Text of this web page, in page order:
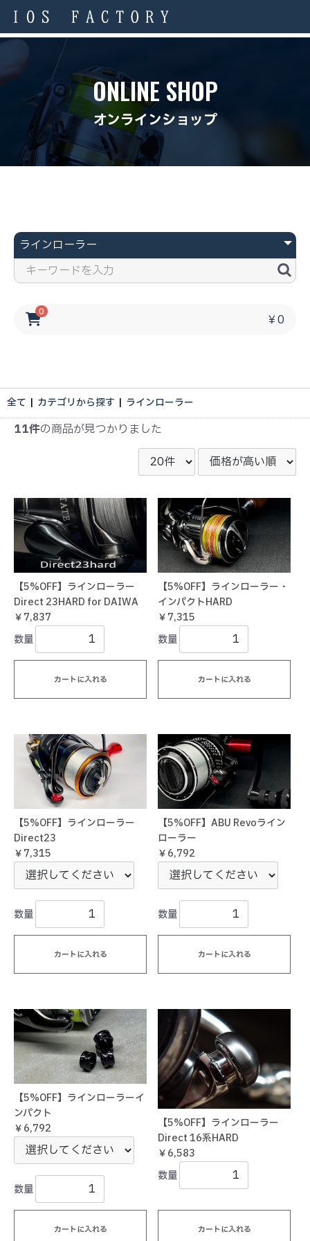
ONLINE SHOP
オンラインショップ
0
￥0
全て | カテゴリから探す | ラインローラー
11件の商品が見つかりました
【5%OFF】ラインローラー
Direct 23HARD for DAIWA
￥7,837
数量
カートに入れる
【5%OFF】ラインローラー・
インパクトHARD
￥7,315
数量
カートに入れる
【5%OFF】ラインローラー
Direct23
￥7,315
数量
カートに入れる
【5%OFF】ABU Revoライン
ローラー
￥6,792
数量
カートに入れる
【5%OFF】ラインローラーイ
ンパクト
￥6,792
数量
カートに入れる
【5%OFF】ラインローラー
Direct 16系HARD
￥6,583
数量
カートに入れる